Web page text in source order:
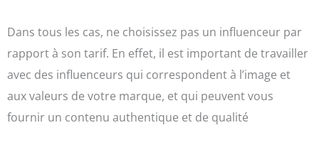
Dans tous les cas, ne choisissez pas un influenceur par
rapport à son tarif. En effet, il est important de travailler
avec des influenceurs qui correspondent à l’image et
aux valeurs de votre marque, et qui peuvent vous
fournir un contenu authentique et de qualité